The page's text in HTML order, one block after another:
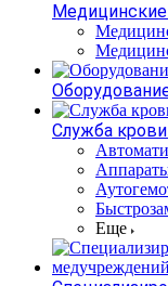
Служба крови
Еще